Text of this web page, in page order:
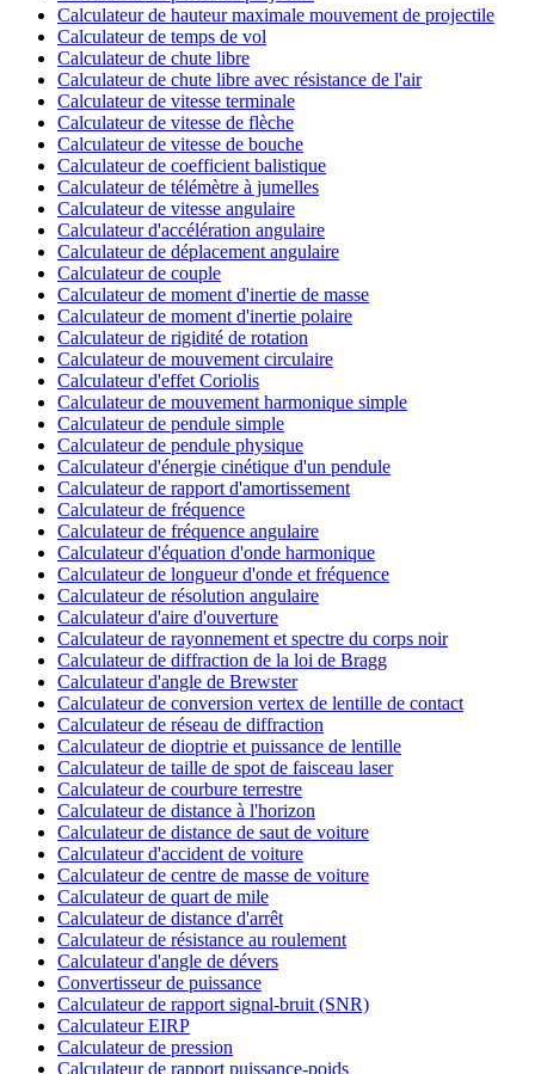
Calculateur de hauteur maximale mouvement de projectile
Calculateur de temps de vol
Calculateur de chute libre
Calculateur de chute libre avec résistance de l'air
Calculateur de vitesse terminale
Calculateur de vitesse de flèche
Calculateur de vitesse de bouche
Calculateur de coefficient balistique
Calculateur de télémètre à jumelles
Calculateur de vitesse angulaire
Calculateur d'accélération angulaire
Calculateur de déplacement angulaire
Calculateur de couple
Calculateur de moment d'inertie de masse
Calculateur de moment d'inertie polaire
Calculateur de rigidité de rotation
Calculateur de mouvement circulaire
Calculateur d'effet Coriolis
Calculateur de mouvement harmonique simple
Calculateur de pendule simple
Calculateur de pendule physique
Calculateur d'énergie cinétique d'un pendule
Calculateur de rapport d'amortissement
Calculateur de fréquence
Calculateur de fréquence angulaire
Calculateur d'équation d'onde harmonique
Calculateur de longueur d'onde et fréquence
Calculateur de résolution angulaire
Calculateur d'aire d'ouverture
Calculateur de rayonnement et spectre du corps noir
Calculateur de diffraction de la loi de Bragg
Calculateur d'angle de Brewster
Calculateur de conversion vertex de lentille de contact
Calculateur de réseau de diffraction
Calculateur de dioptrie et puissance de lentille
Calculateur de taille de spot de faisceau laser
Calculateur de courbure terrestre
Calculateur de distance à l'horizon
Calculateur de distance de saut de voiture
Calculateur d'accident de voiture
Calculateur de centre de masse de voiture
Calculateur de quart de mile
Calculateur de distance d'arrêt
Calculateur de résistance au roulement
Calculateur d'angle de dévers
Convertisseur de puissance
Calculateur de rapport signal-bruit (SNR)
Calculateur EIRP
Calculateur de pression
Calculateur de rapport puissance-poids